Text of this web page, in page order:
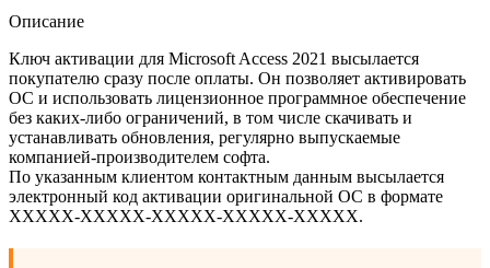
Описание
Ключ активации для Microsoft Access 2021 высылается
покупателю сразу после оплаты. Он позволяет активировать
ОС и использовать лицензионное программное обеспечение
без каких-либо ограничений, в том числе скачивать и
устанавливать обновления, регулярно выпускаемые
компанией-производителем софта.
По указанным клиентом контактным данным высылается
электронный код активации оригинальной ОС в формате
XXXXX-XXXXX-XXXXX-XXXXX-XXXXХ.